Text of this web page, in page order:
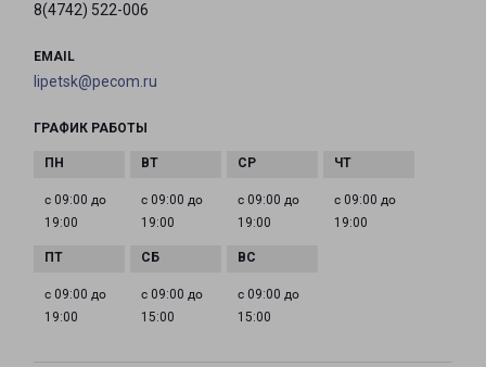
8(4742) 522-006
EMAIL
lipetsk@pecom.ru
ГРАФИК РАБОТЫ
с 09:00 до
19:00
с 09:00 до
19:00
с 09:00 до
19:00
с 09:00 до
19:00
с 09:00 до
19:00
с 09:00 до
15:00
с 09:00 до
15:00